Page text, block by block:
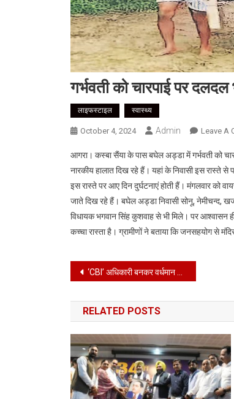
गर्भवती को चारपाई पर
लाइफस्टाइल स्वास्थ्य
October 4, 2024 Admin Leave A
आगरा। कस्बा सैंया के पास बघेल अड्डा में गर्भवती को
नारकीय हालात दिख रहे हैं। यहां के निवासी इस रास्ते से
इस रास्ते पर आए दिन दुर्घटनाएं होती हैं। मंगलवार को
जाते दिख रहे हैं। बघेल अड्डा निवासी सोनू, नेमीचन्द,
विधायक भगवान सिंह कुशवाह से भी मिले। पर आश्वासन
कच्चा रास्ता है। ग्रामीणों ने बताया कि जनसहयोग से
Post
navigation
‘CBI’ अधिकारी बनकर वर्धमान ग्रुप के प्रमुख से 7 करोड़ की ठगी, 2 आरोपी गिरफ्तार
RELATED POSTS